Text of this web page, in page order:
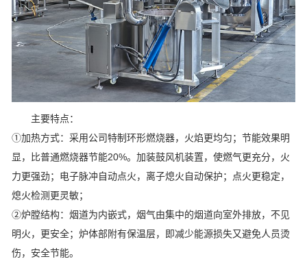
主要特点：
①加热方式：采用公司特制环形燃烧器，火焰更均匀；节能效果明
显，比普通燃烧器节能20%。加装鼓风机装置，使燃气更充分，火
力更强劲；电子脉冲自动点火，离子熄火自动保护；点火更稳定，
熄火检测更灵敏；
②炉膛结构：烟道为内嵌式，烟气由集中的烟道向室外排放，不见
明火，更安全；炉体部附有保温层，即减少能源损失又避免人员烫
伤，安全节能。